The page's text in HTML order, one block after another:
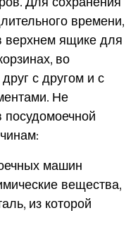
времени,
верхнем ящике для
во
с другом и с
Не
машин
вещества,
из которой